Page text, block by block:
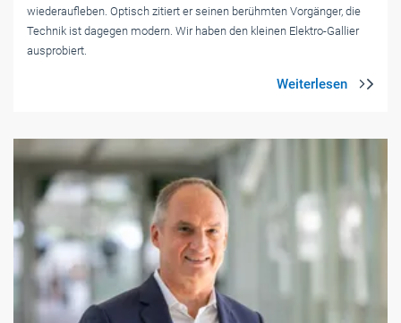
wiederaufleben. Optisch zitiert er seinen berühmten Vorgänger, die
Technik ist dagegen modern. Wir haben den kleinen Elektro-Gallier
ausprobiert.